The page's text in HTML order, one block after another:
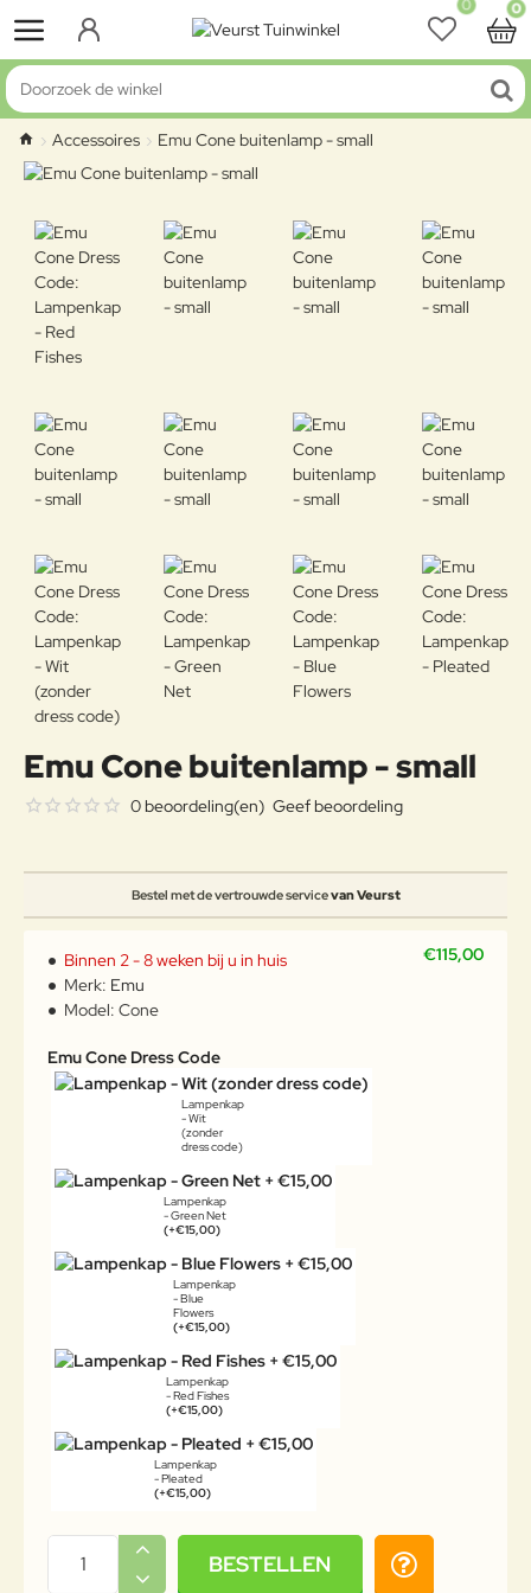
0 0
Doorzoek de winkel
home
Accessoires Emu Cone buitenlamp - small
Emu Cone buitenlamp - small
Bestel met de vertrouwde servicevan Veurst
0 beoordeling(en) Geef beoordeling
€115,00
Binnen 2 - 8 weken bij u in huis
Merk: Emu
Model: Cone
Emu Cone Dress Code
Lampenkap
- Wit
(zonder
dress code)
Lampenkap
- Green Net
(+€15,00)
Lampenkap
- Blue
Flowers
(+€15,00)
Lampenkap
- Red Fishes
(+€15,00)
Lampenkap
- Pleated
(+€15,00)
BESTELLEN